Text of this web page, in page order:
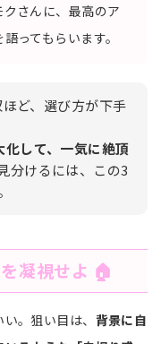
さんに、最高のア
ってもらいます。
ほど、選び方が下手
化して、一気に絶頂
分けるには、この3
凝視せよ 🏠
。狙い目は、 背景に自